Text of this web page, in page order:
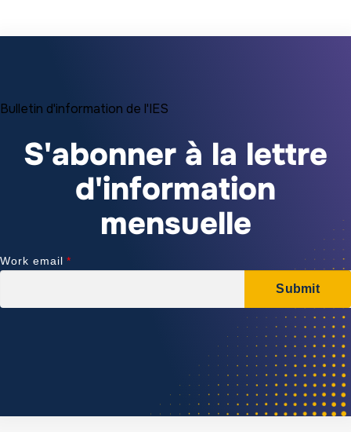
Bulletin d'information de l'IES
S'abonner à la lettre
d'information
mensuelle